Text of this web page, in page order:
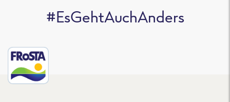
#EsGehtAuchAnders